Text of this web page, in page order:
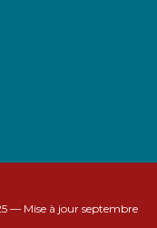
— Mise à jour septembre